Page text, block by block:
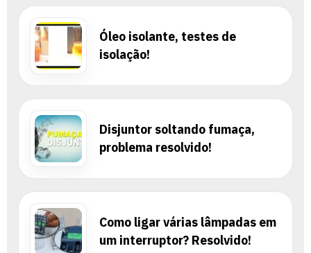
Óleo isolante, testes de
isolação!
Disjuntor soltando fumaça,
problema resolvido!
Como ligar várias lâmpadas em
um interruptor? Resolvido!